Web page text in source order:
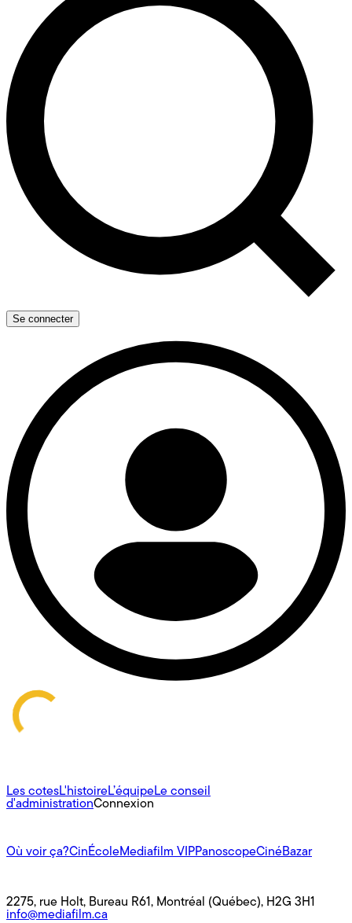
Se connecter
Les cotesL'histoireL’équipeLe conseil
d'administrationConnexion
Où voir ça?CinÉcoleMediafilm VIPPanoscopeCinéBazar
2275, rue Holt, Bureau R61, Montréal (Québec), H2G 3H1
info@mediafilm.ca